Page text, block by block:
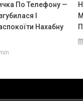
По Телефону —
І
Нахабну